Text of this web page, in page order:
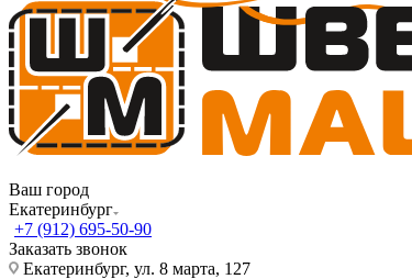
Ваш город
Екатеринбург
+7 (912) 695-50-90
Заказать звонок
Екатеринбург, ул. 8 марта, 127